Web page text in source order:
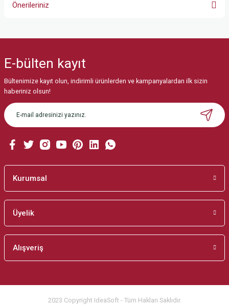
Önerileriniz
Görüş ve önerileriniz için teşekkür ederiz.
Ürün resmi kalitesiz, bozuk veya görüntülenemiyor.
Ürün açıklamasında eksik bilgiler bulunuyor.
Ürün bilgilerinde hatalar bulunuyor.
Bu ürüne benzer farklı alternatifler olmalı.
E-bülten kayıt
Bültenimize kayıt olun, indirimli ürünlerden ve kampanyalardan ilk sizin
haberiniz olsun!
Kurumsal
Üyelik
Alışveriş
2023 Copyright IdeaSoft - Tüm Hakları Saklıdır.